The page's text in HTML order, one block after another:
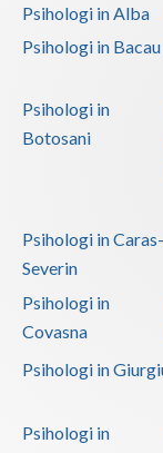
Psihologi in Alba
Psihologi in Bacau
Psihologi in
Botosani
Psihologi in Caras-
Severin
Psihologi in
Covasna
Psihologi in
Psihologi in